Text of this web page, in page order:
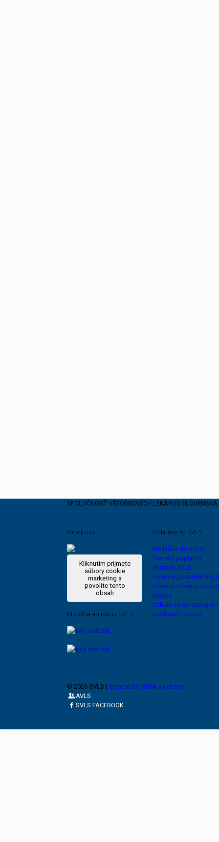
SPOLOČNOSŤ VŠEOBECNÝCH LEKÁROV SLOVENSKA
Facebook
Kliknutím prijmete
súbory cookie
marketing a
povolíte tento
obsah
Mobilná aplikácia SVLS
Dokumenty SVLS
Prihláška do SVLS
Členský poplatok
Stanovy SVLS
Volebný poriadok SVLS
Zásady ochrany
údajov
Súhlas so spracovaním
osobných údajov
© 2026 SVLS | Created by VEGA solutions
AVLS
SVLS FACEBOOK